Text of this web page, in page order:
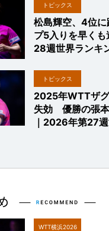
トピックス
松島輝空、4位に
プ5入りを早く
28週世界ランキ
トピックス
2025年WTTザ
失効 優勝の張
｜2026年第27
WTT横浜2026